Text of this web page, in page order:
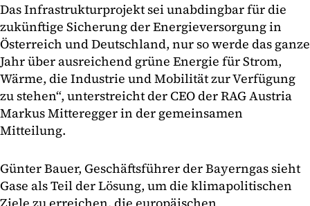
Das Infrastrukturprojekt sei unabdingbar für die
zukünftige Sicherung der Energieversorgung in
Österreich und Deutschland, nur so werde das ganze
Jahr über ausreichend grüne Energie für Strom,
Wärme, die Industrie und Mobilität zur Verfügung
zu stehen“, unterstreicht der CEO der RAG Austria
Markus Mitteregger in der gemeinsamen
Mitteilung.
Günter Bauer, Geschäftsführer der Bayerngas sieht
Gase als Teil der Lösung, um die klimapolitischen